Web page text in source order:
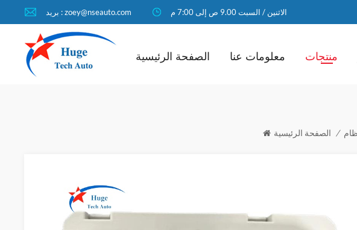
بريد : zoey@nseauto.com الاثنين / السبت 9.00 ص إلى 7:00 م
الصفحة الرئيسية معلومات عنا منتجات
الصفحة الرئيسية /